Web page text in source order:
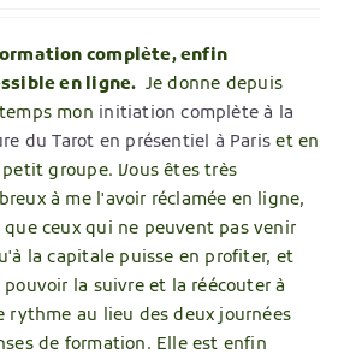
complète, enfin
en ligne. Je donne depuis
mon initiation complète à la
du Tarot en présentiel à Paris et en
groupe. Vous êtes très
à me l'avoir réclamée en ligne,
que ceux qui ne peuvent pas venir
la capitale puisse en profiter, et
pouvoir la suivre et la réécouter à
rythme au lieu des deux journées
de formation. Elle est enfin